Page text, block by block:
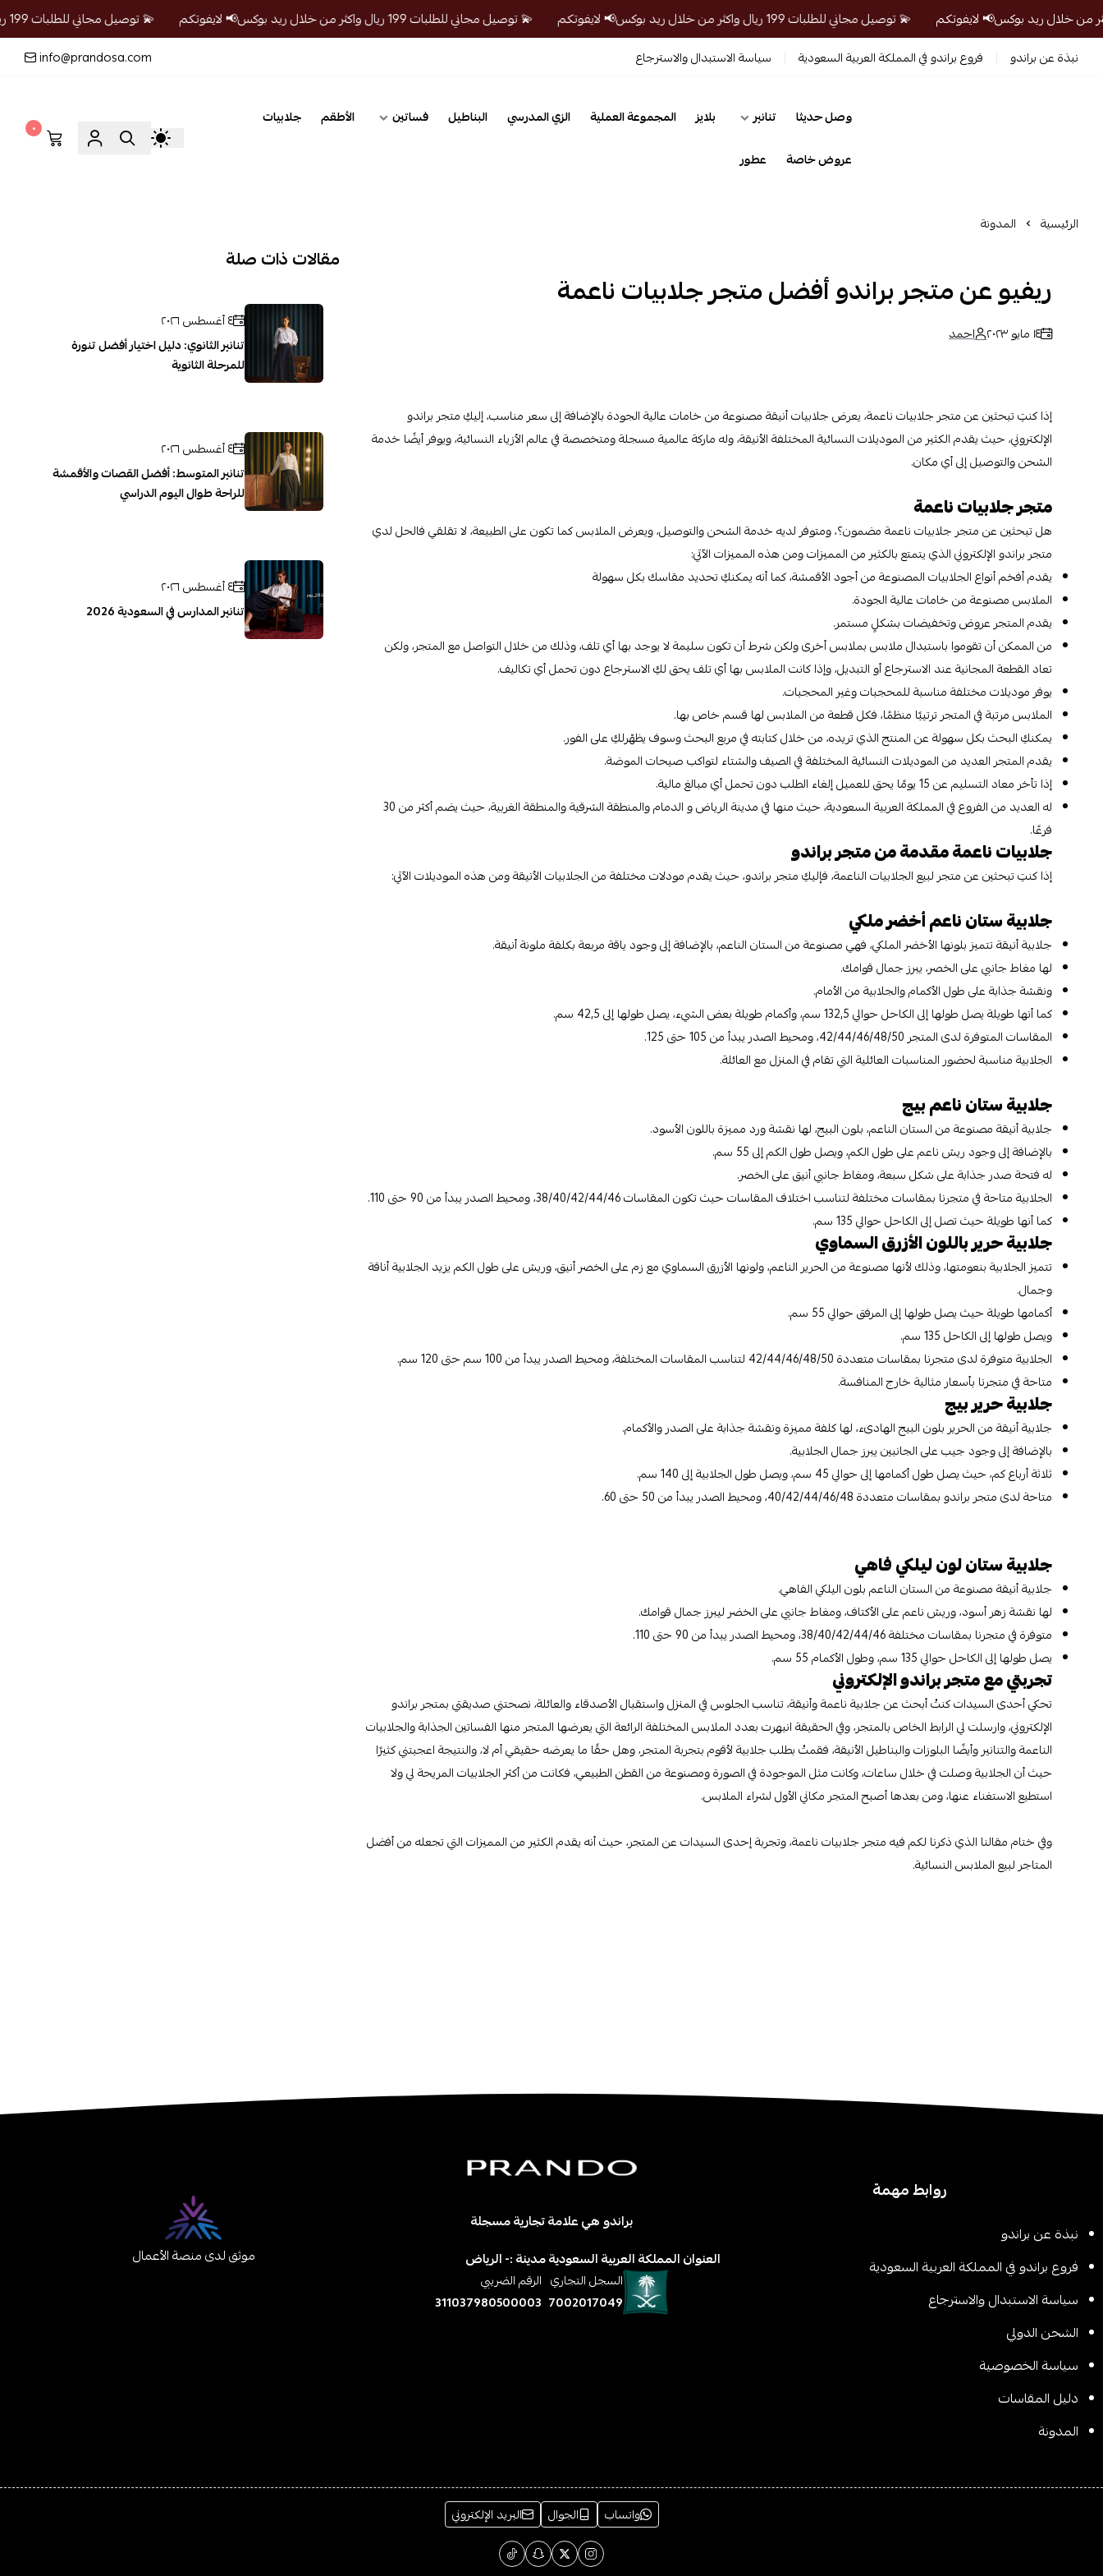
💫 توصيل مجاني للطلبات 199 ريال واكثر من خلال ريد بوكس📢 لايفوتكم 💫 توصيل مجاني للطلبات 199 ريال واكثر من خلال ريد بوكس📢 لايفوتكم 💫 توصيل مجاني للطلبات 199 ريال واكثر من خلال ريد بوكس📢 لايفوتكم
نبذة عن براندو فروع براندو في المملكة العربية السعودية سياسة الاستبدال والاسترجاع info@prandosa.com
وصل حديثا تنانير بلايز المجموعة العملية الزي المدرسي البناطيل فساتين الأطقم
جلابيات
عروض خاصة
عطور
٠
الرئيسية المدونة
ريفيو عن متجر براندو أفضل متجر جلابيات ناعمة
١٤ مايو ٢٠٢٣ احمد
إذا كنتِ تبحثين عن متجر جلابيات ناعمة، يعرض جلابيات أنيقة مصنوعة من خامات عالية الجودة بالإضافة إلى سعر مناسب، إليكِ متجر براندو
الإلكتروني، حيث يقدم الكثير من الموديلات النسائية المختلفة الأنيقة، وله ماركة عالمية مسجلة ومتخصصة في عالم الأزياء النسائية، ويوفر أيضًا خدمة
الشحن والتوصيل إلى أي مكان.
متجر جلابيات ناعمة
هل تبحثين عن متجر جلابيات ناعمة مضمون؟، ومتوفر لديه خدمة الشحن والتوصيل، ويعرض الملابس كما تكون على الطبيعة، لا تقلقي فالحل لدي
متجر براندو الإلكتروني الذي يتمتع بالكثير من المميزات ومن هذه المميزات الآتي:
يقدم أفخم أنواع الجلابيات المصنوعة من أجود الأقمشة، كما أنه يمكنكِ تحديد مقاسك بكل سهولة
الملابس مصنوعة من خامات عالية الجودة.
يقدم المتجر عروض وتخفيضات بشكلٍ مستمر.
من الممكن أن تقوموا باستبدال ملابس بملابس أخرى ولكن شرط أن تكون سليمة لا يوجد بها أي تلف، وذلك من خلال التواصل مع المتجر، ولكن
تعاد القطعة المجانية عند الاسترجاع أو التبديل، وإذا كانت الملابس بها أي تلف يحق لكِ الاسترجاع دون تحمل أي تكاليف.
يوفر موديلات مختلفة مناسبة للمحجبات وغير المحجبات.
الملابس مرتبة في المتجر ترتيبًا منظمًا، فكل قطعة من الملابس لها قسم خاص بها.
يمكنكِ البحث بكل سهولة عن المنتج الذي تريده، من خلال كتابته في مربع البحث وسوف يظهّرلكِ على الفور.
يقدم المتجر العديد من الموديلات النسائية المختلفة في الصيف والشتاء لتواكب صيحات الموضة.
إذا تأخر معاد التسليم عن 15 يومًا يحق للعميل إلغاء الطلب دون تحمل أي مبالغ مالية.
له العديد من الفروع في المملكة العربية السعودية، حيث منها في مدينة الرياض و الدمام والمنطقة الشرقية والمنطقة الغربية، حيث يضم أكثر من 30
فرعًا.
جلابيات ناعمة مقدمة من متجر براندو
إذا كنتِ تبحثين عن متجر لبيع الجلابيات الناعمة، فإليكِ متجر براندو، حيث يقدم مودلات مختلفة من الجلابيات الأنيقة ومن هذه الموديلات الآتي:
جلابية ستان ناعم أخضر ملكي
جلابية أنيقة تتميز بلونها الأخضر الملكي، فهي مصنوعة من الستان الناعم، بالإضافة إلى وجود ياقة مربعة بكلفة ملونة أنيقة.
لها مغاط جانبي على الخصر، يبرز جمال قوامك.
ونقشة جذابة على طول الأكمام والجلابية من الأمام.
كما أنها طويلة يصل طولها إلى الكاحل حوالي 132,5 سم، وأكمام طويلة بعض الشيء، يصل طولها إلى 42,5 سم.
المقاسات المتوفرة لدى المتجر 42/44/46/48/50، ومحيط الصدر يبدأ من 105 حتى 125.
الجلابية مناسبة لحضور المناسبات العائلية التي تقام في المنزل مع العائلة.
جلابية ستان ناعم بيج
جلابية أنيقة مصنوعة من الستان الناعم، بلون البيج، لها نقشة ورد مميزة باللون الأسود.
بالإضافة إلى وجود ريش ناعم على طول الكم، ويصل طول الكم إلى 55 سم.
له فتحة صدر جذابة على شكل سبعة، ومغاط جانبي أنيق على الخصر.
الجلابية متاحة في متجرنا بمقاسات مختلفة لتناسب اختلاف المقاسات حيث تكون المقاسات 38/40/42/44/46، ومحيط الصدر يبدأ من 90 حتى 110.
كما أنها طويلة حيث تصل إلى الكاحل حوالي 135 سم.
جلابية حرير باللون الأزرق السماوي
تتميز الجلابية بنعومتها، وذلك لأنها مصنوعة من الحرير الناعم، ولونها الأزرق السماوي مع زم على الخصر أنيق، وريش على طول الكم يزيد الجلابية أناقة
وجمال.
أكمامها طويلة حيث يصل طولها إلى المرفق حوالي 55 سم.
ويصل طولها إلى الكاحل 135 سم.
الجلابية متوفرة لدى متجرنا بمقاسات متعددة 42/44/46/48/50 لتناسب المقاسات المختلفة، ومحيط الصدر يبدأ من 100 سم حتى 120 سم.
متاحة في متجرنا بأسعار مثالية خارج المنافسة.
جلابية حرير بيج
جلابية أنيقة من الحرير بلون البيج الهادىء، لها كلفة مميزة ونقشة جذابة على الصدر والأكمام.
بالإضافة إلى وجود جيب على الجانبين يبرز جمال الجلابية.
ثلاثة أرباع كم، حيث يصل طول أكمامها إلى حوالي 45 سم، ويصل طول الجلابية إلى 140 سم.
متاحة لدى متجر براندو بمقاسات متعددة 40/42/44/46/48، ومحيط الصدر يبدأ من 50 حتى 60.
جلابية ستان لون ليلكي فاهي
جلابية أنيقة مصنوعة من الستان الناعم بلون اليلكي الفاهي.
لها نقشة زهر أسود، وريش ناعم على الأكتاف، ومغاط جانبي على الخضر ليبرز جمال قوامك.
متوفرة في متجرنا بمقاسات مختلفة 38/40/42/44/46، ومحيط الصدر يبدأ من 90 حتى 110.
يصل طولها إلى الكاحل حوالي 135 سم، وطول الأكمام 55 سم.
تجربتي مع متجر براندو الإلكتروني
تحكي أحدى السيدات كنتُ أبحث عن جلابية ناعمة وأنيقة، تناسب الجلوس في المنزل واستقبال الأصدقاء والعائلة، نصحتني صديقتي بمتجر براندو
الإلكتروني، وارسلت لي الرابط الخاص بالمتجر، وفي الحقيقة انبهرت بعدد الملابس المختلفة الرائعة التي يعرضها المتجر منها الفساتين الجذابة والجلابيات
الناعمة والتنانير وأيضًا البلوزات والبناطيل الأنيقة، فقمتُ بطلب جلابية لأقوم بتجربة المتجر، وهل حقًا ما يعرضه حقيقي أم لا، والنتيجة اعجبتني كثيرًا
حيث أن الجلابية وصلت في خلال ساعات، وكانت مثل الموجودة في الصورة ومصنوعة من القطن الطبيعي، فكانت من أكثر الجلابيات المريحة لي ولا
استطيع الاستغناء عنها، ومن بعدها أصبح المتجر مكاني الأول لشراء الملابس.
وفي ختام مقالنا الذي ذكرنا لكم فيه متجر جلابيات ناعمة، وتجربة إحدى السيدات عن المتجر، حيث أنه يقدم الكثير من المميزات التي تجعله من أفضل
المتاجر لبيع الملابس النسائية.
مقالات ذات صلة
٤ أغسطس ٢٠٢٦
تنانير الثانوي: دليل اختيار أفضل تنورة
للمرحلة الثانوية
٤ أغسطس ٢٠٢٦
تنانير المتوسط: أفضل القصات والأقمشة
للراحة طوال اليوم الدراسي
٤ أغسطس ٢٠٢٦
تنانير المدارس في السعودية 2026
روابط مهمة
نبذة عن براندو
فروع براندو في المملكة العربية السعودية
سياسة الاستبدال والاسترجاع
الشحن الدولي
سیاسة الخصوصیة
دليل المقاسات
المدونة
براندو هي علامة تجارية مسجلة
العنوان المملكة العربية السعودية مدينة :- الرياض
السجل التجاري
7002017049
الرقم الضريبي
311037980500003
موثق لدى منصة الأعمال
واتساب الجوال البريد الإلكتروني